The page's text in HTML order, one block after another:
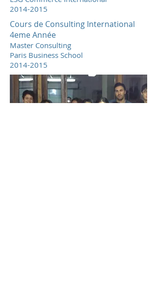
2014-2015
Cours de Consulting International
4eme Année
Master Consulting
Paris Business School
2014-2015